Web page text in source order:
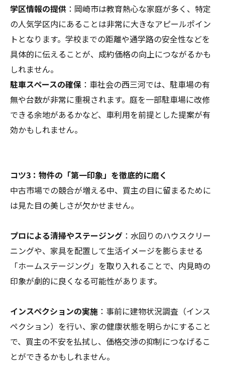
学区情報の提供 ：岡崎市は教育熱心な家庭が多く、特定
の人気学区内にあることは非常に大きなアピールポイン
トとなります。学校までの距離や通学路の安全性などを
具体的に伝えることが、成約価格の向上につながるかも
しれません。
駐車スペースの確保 ：車社会の西三河では、駐車場の有
無や台数が非常に重視されます。庭を一部駐車場に改修
できる余地があるかなど、車利用を前提とした提案が有
効かもしれません。
コツ3：物件の「第一印象」を徹底的に磨く
中古市場での競合が増える中、買主の目に留まるために
は見た目の美しさが欠かせません。
プロによる清掃やステージング ：水回りのハウスクリー
ニングや、家具を配置して生活イメージを膨らませる
「ホームステージング」を取り入れることで、内見時の
印象が劇的に良くなる可能性があります。
インスペクションの実施 ：事前に建物状況調査（インス
ペクション）を行い、家の健康状態を明らかにすること
で、買主の不安を払拭し、価格交渉の抑制につなげるこ
とができるかもしれません。